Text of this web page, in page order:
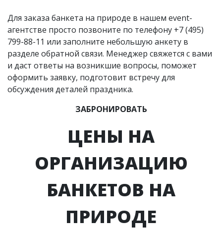
Для заказа банкета на природе в нашем event-
агентстве просто позвоните по телефону +7 (495)
799-88-11 или заполните небольшую анкету в
разделе обратной связи. Менеджер свяжется с вами
и даст ответы на возникшие вопросы, поможет
оформить заявку, подготовит встречу для
обсуждения деталей праздника.
ЗАБРОНИРОВАТЬ
ЦЕНЫ НА
ОРГАНИЗАЦИЮ
БАНКЕТОВ НА
ПРИРОДЕ